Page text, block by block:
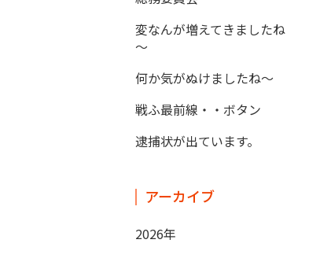
変なんが増えてきましたね
～
何か気がぬけましたね～
戦ふ最前線・・ボタン
逮捕状が出ています。
アーカイブ
2026年